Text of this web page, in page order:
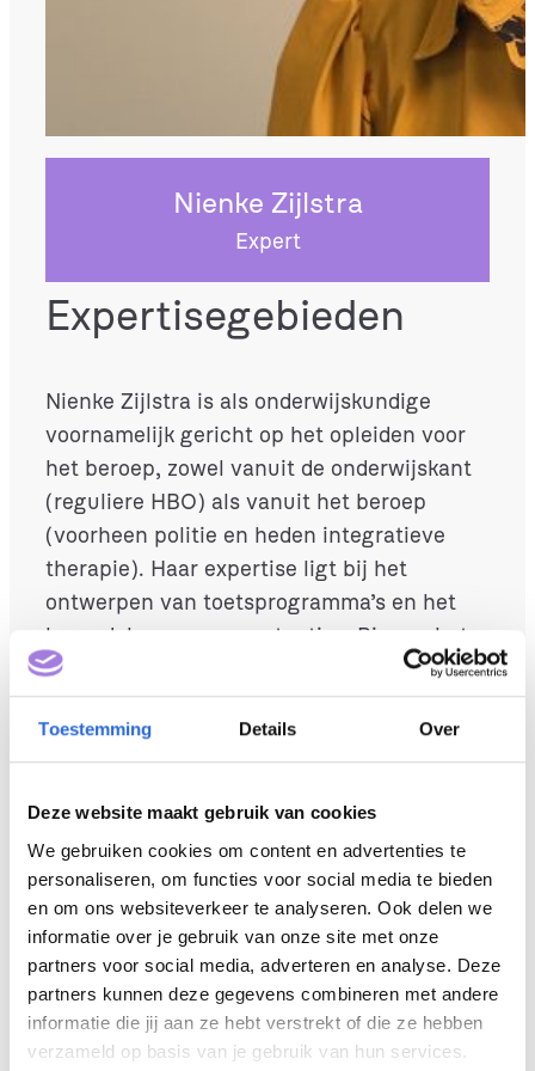
Toestemming Details Over
Deze website maakt gebruik van cookies
We gebruiken cookies om content en advertenties te
personaliseren, om functies voor social media te bieden
en om ons websiteverkeer te analyseren. Ook delen we
informatie over je gebruik van onze site met onze
partners voor social media, adverteren en analyse. Deze
partners kunnen deze gegevens combineren met andere
informatie die jij aan ze hebt verstrekt of die ze hebben
verzameld op basis van je gebruik van hun services.
Nienke Zijlstra
Expert
Expertisegebieden
Nienke Zijlstra is als onderwijskundige
voornamelijk gericht op het opleiden voor
het beroep, zowel vanuit de onderwijskant
(reguliere HBO) als vanuit het beroep
(voorheen politie en heden integratieve
therapie). Haar expertise ligt bij het
ontwerpen van toetsprogramma’s en het
beoordelen van competenties. Binnen het
HBO heeft ze, in uiteenlopende
beroepsvelden, veel ervaring opgedaan met
de kwaliteit van beoordelen: van het
uitwerken van een toets-taak tot het
formuleren van instellingsbreed
in de BKE/SKE. In haar huidige functie richt
ze zich met plezier op de onderwijskwaliteit
voor coaches en therapeuten.
Aandachtsgebied: NLQF-niveaus: 5 t/m 8.
Wat is de toegevoegde